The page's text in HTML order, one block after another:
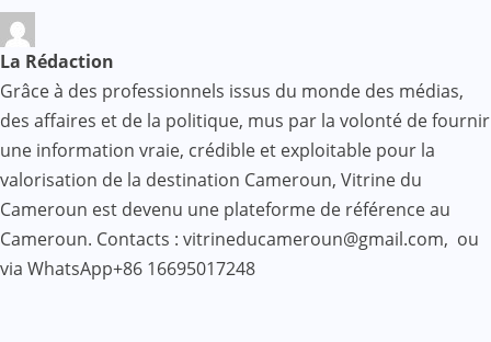
La Rédaction
Grâce à des professionnels issus du monde des médias,
des affaires et de la politique, mus par la volonté de fournir
une information vraie, crédible et exploitable pour la
valorisation de la destination Cameroun, Vitrine du
Cameroun est devenu une plateforme de référence au
Cameroun. Contacts : vitrineducameroun@gmail.com, ou
via WhatsApp+86 16695017248